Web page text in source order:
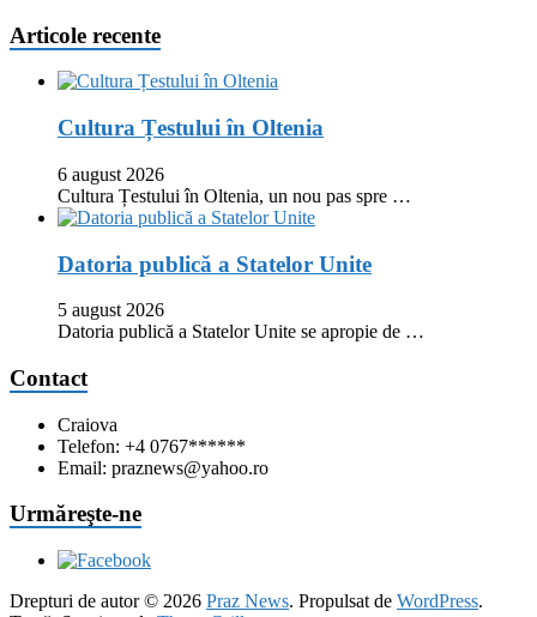
Articole recente
Cultura Țestului în Oltenia
6 august 2026
Cultura Țestului în Oltenia, un nou pas spre …
Datoria publică a Statelor Unite
5 august 2026
Datoria publică a Statelor Unite se apropie de …
Contact
Craiova
Telefon: +4 0767******
Email: praznews@yahoo.ro
Urmăreşte-ne
Drepturi de autor © 2026 Praz News. Propulsat de WordPress.